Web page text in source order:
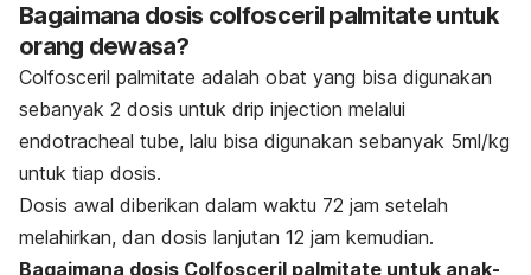
Bagaimana dosis colfosceril palmitate untuk
orang dewasa?
Colfosceril palmitate adalah obat yang bisa digunakan
sebanyak 2 dosis untuk drip injection melalui
endotracheal tube, lalu bisa digunakan sebanyak 5ml/kg
untuk tiap dosis.
Dosis awal diberikan dalam waktu 72 jam setelah
melahirkan, dan dosis lanjutan 12 jam kemudian.
Bagaimana dosis Colfosceril palmitate untuk anak-